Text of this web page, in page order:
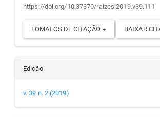
https://doi.org/10.37370/raizes.2019.v39.111
FOMATOS DE CITAÇÃO BAIXAR
Edição
v. 39 n. 2 (2019)